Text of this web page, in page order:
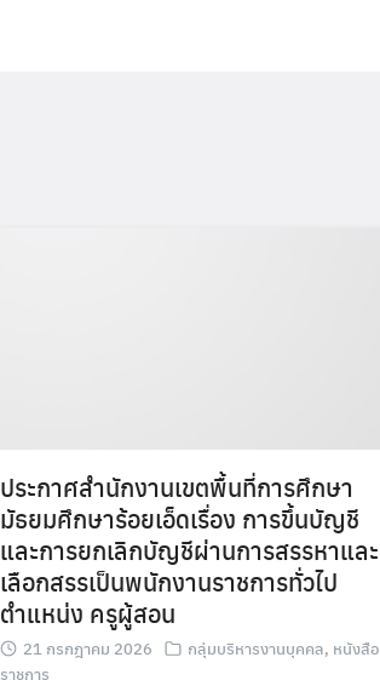
ประกาศสำนักงานเขตพื้นที่การศึกษา
มัธยมศึกษาร้อยเอ็ดเรื่อง การขึ้นบัญชี
และการยกเลิกบัญชีผ่านการสรรหาและ
เลือกสรรเป็นพนักงานราชการทั่วไป
ตำแหน่ง ครูผู้สอน
21 กรกฎาคม 2026 กลุ่มบริหารงานบุคคล, หนังสือ
ราชการ